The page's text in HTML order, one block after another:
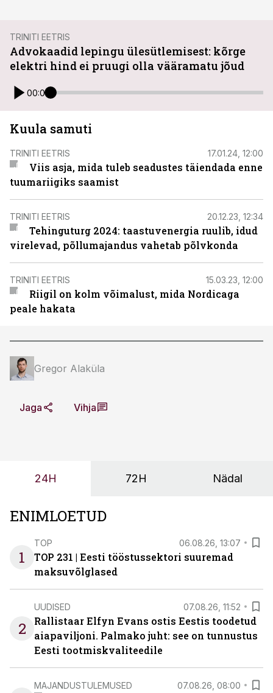
TRINITI EETRIS
Advokaadid lepingu ülesütlemisest: kõrge
elektri hind ei pruugi olla vääramatu jõud
00:00
Kuula samuti
TRINITI EETRIS 17.01.24, 12:00
Viis asja, mida tuleb seadustes täiendada enne
tuumariigiks saamist
TRINITI EETRIS 20.12.23, 12:34
Tehinguturg 2024: taastuvenergia ruulib, idud
virelevad, põllumajandus vahetab põlvkonda
TRINITI EETRIS 15.03.23, 12:00
Riigil on kolm võimalust, mida Nordicaga
peale hakata
Gregor Alaküla
Jaga Vihja
24H 72H Nädal
ENIMLOETUD
1
TOP 06.08.26, 13:07
TOP 231 | Eesti tööstussektori suuremad
maksuvõlglased
2
UUDISED 07.08.26, 11:52
Rallistaar Elfyn Evans ostis Eestis toodetud
aiapaviljoni. Palmako juht: see on tunnustus
Eesti tootmiskvaliteedile
MAJANDUSTULEMUSED 07.08.26, 08:00